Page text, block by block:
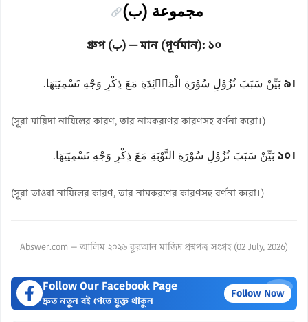
مجموعة (ب)
গ্রুপ (ب) — মান (পূর্ণমান): ১০
৯।بَيِّنْ سَبَبَ نُزُوْلِ سُوْرَةِ الْمَاۤئِدَةِ مَعَ ذِكْرِ وَجْهِ تَسْمِيَتِهَا.
(সূরা মায়িদা নাযিলের কারণ, তার নামকরণের কারণসহ বর্ণনা করো।)
১০।بَيِّنْ سَبَبَ نُزُوْلِ سُوْرَةِ التَّوْبَةِ مَعَ ذِكْرِ وَجْهِ تَسْمِيَتِهَا.
(সূরা তাওবা নাযিলের কারণ, তার নামকরণের কারণসহ বর্ণনা করো।)
Abswer.com — আলিম ২০২৬ কুরআন মাজিদ প্রশ্নপত্র সংগ্রহ (02 July, 2026)
×
Follow Our Facebook Page
দ্রুত নতুন বই পেতে যুক্ত থাকুন
Follow Now